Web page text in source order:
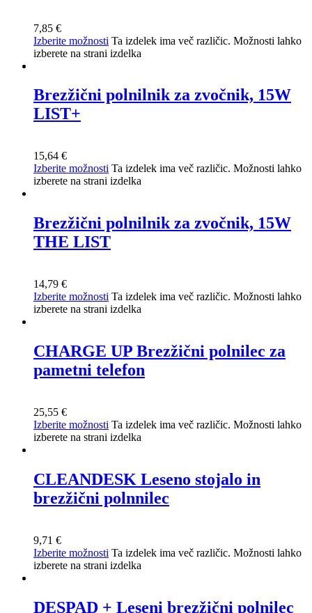
7,85 €
Izberite možnosti Ta izdelek ima več različic. Možnosti lahko
izberete na strani izdelka
Brezžični polnilnik za zvočnik, 15W
LIST+
15,64 €
Izberite možnosti Ta izdelek ima več različic. Možnosti lahko
izberete na strani izdelka
Brezžični polnilnik za zvočnik, 15W
THE LIST
14,79 €
Izberite možnosti Ta izdelek ima več različic. Možnosti lahko
izberete na strani izdelka
CHARGE UP Brezžični polnilec za
pametni telefon
25,55 €
Izberite možnosti Ta izdelek ima več različic. Možnosti lahko
izberete na strani izdelka
CLEANDESK Leseno stojalo in
brezžični polnnilec
9,71 €
Izberite možnosti Ta izdelek ima več različic. Možnosti lahko
izberete na strani izdelka
DESPAD + Leseni brezžični polnilec